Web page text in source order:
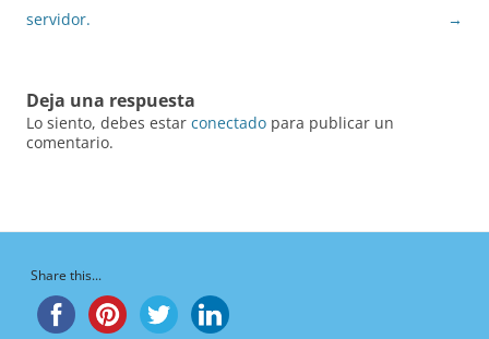
entradas
servidor.
→
Deja una respuesta
Lo siento, debes estar conectado para publicar un
comentario.
Share this...